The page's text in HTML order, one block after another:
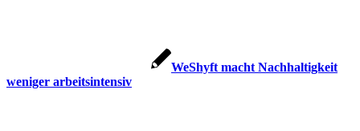
WeShyft macht Nachhaltigkeit
weniger arbeitsintensiv